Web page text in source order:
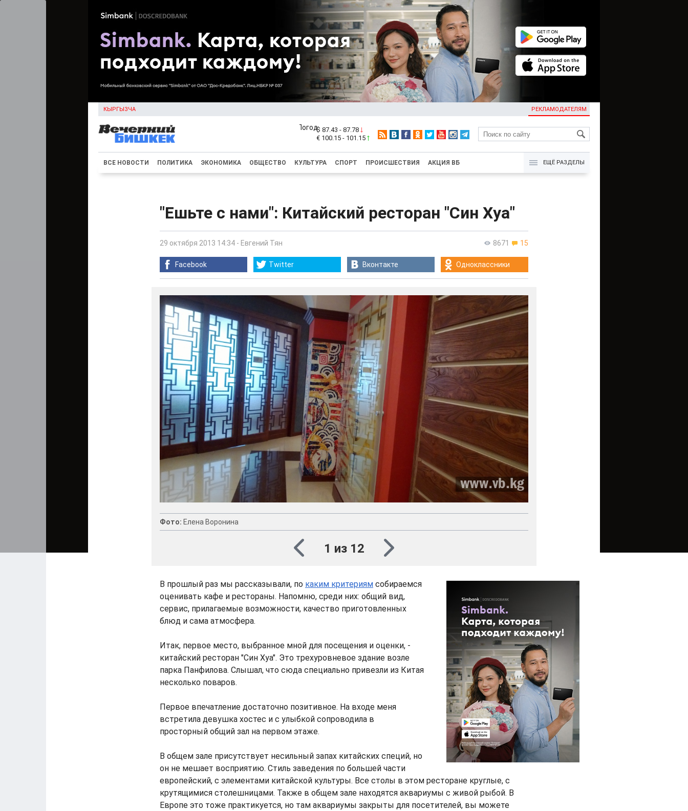
КЫРГЫЗЧА РЕКЛАМОДАТЕЛЯМ
KG
$ 87.43 - 87.78
€ 100.15 - 101.15
ВСЕ НОВОСТИ ПОЛИТИКА ЭКОНОМИКА ОБЩЕСТВО КУЛЬТУРА СПОРТ ПРОИСШЕСТВИЯ АКЦИЯ ВБ ЕЩЁ РАЗДЕЛЫ
"Ешьте с нами": Китайский ресторан "Син Хуа"
8671 15
29 октября 2013 14:34 - Евгений Тян
Facebook Twitter Вконтакте Одноклассники
Фото: Елена Воронина
1 из 12
В прошлый раз мы рассказывали, по каким критериям собираемся
оценивать кафе и рестораны. Напомню, среди них: общий вид,
сервис, прилагаемые возможности, качество приготовленных
блюд и сама атмосфера.
Итак, первое место, выбранное мной для посещения и оценки, -
китайский ресторан "Син Хуа". Это трехуровневое здание возле
парка Панфилова. Слышал, что сюда специально привезли из Китая
несколько поваров.
Первое впечатление достаточно позитивное. На входе меня
встретила девушка хостес и с улыбкой сопроводила в
просторный общий зал на первом этаже.
В общем зале присутствует несильный запах китайских специй, но
он не мешает восприятию. Стиль заведения по большей части
европейский, с элементами китайской культуры. Все столы в этом ресторане круглые, с
крутящимися столешницами. Также в общем зале находятся аквариумы с живой рыбой. В
Европе это тоже практикуется, но там аквариумы закрыты для посетителей, вы можете